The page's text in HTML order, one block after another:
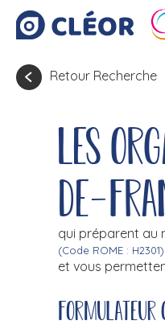
Retour Recherche
Les
de-
qui préparent au
(Code ROME : H2301)
et vous